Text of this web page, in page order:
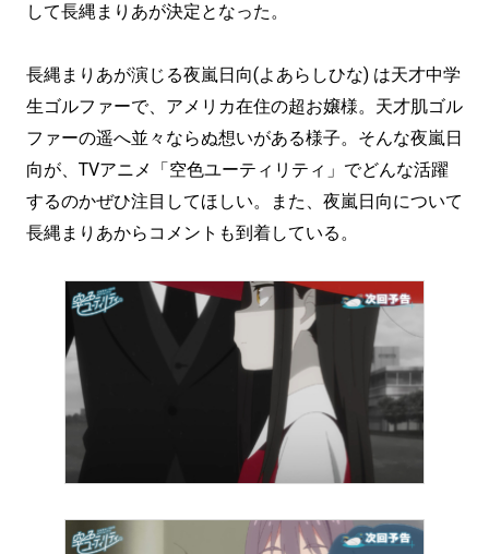
して長縄まりあが決定となった。
長縄まりあが演じる夜嵐日向(よあらしひな) は天才中学
生ゴルファーで、アメリカ在住の超お嬢様。天才肌ゴル
ファーの遥へ並々ならぬ想いがある様子。そんな夜嵐日
向が、TVアニメ「空色ユーティリティ」でどんな活躍
するのかぜひ注目してほしい。また、夜嵐日向について
長縄まりあからコメントも到着している。